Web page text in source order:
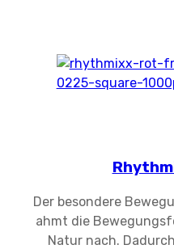
Der besondere
ahmt die
Natur nach.